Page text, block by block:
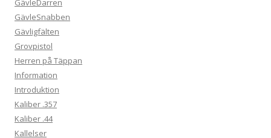
GävleDarren
GävleSnabben
Gävligfälten
Grovpistol
Herren på Täppan
Information
Introduktion
Kaliber .357
Kaliber .44
Kallelser